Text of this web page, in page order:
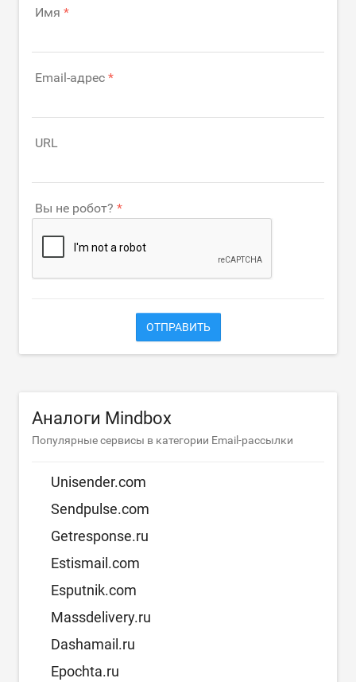
Имя
Email-адрес
URL
Вы не робот?
ОТПРАВИТЬ
Аналоги Mindbox
Популярные сервисы в категории Email-рассылки
Unisender.com
Sendpulse.com
Getresponse.ru
Estismail.com
Esputnik.com
Massdelivery.ru
Dashamail.ru
Epochta.ru